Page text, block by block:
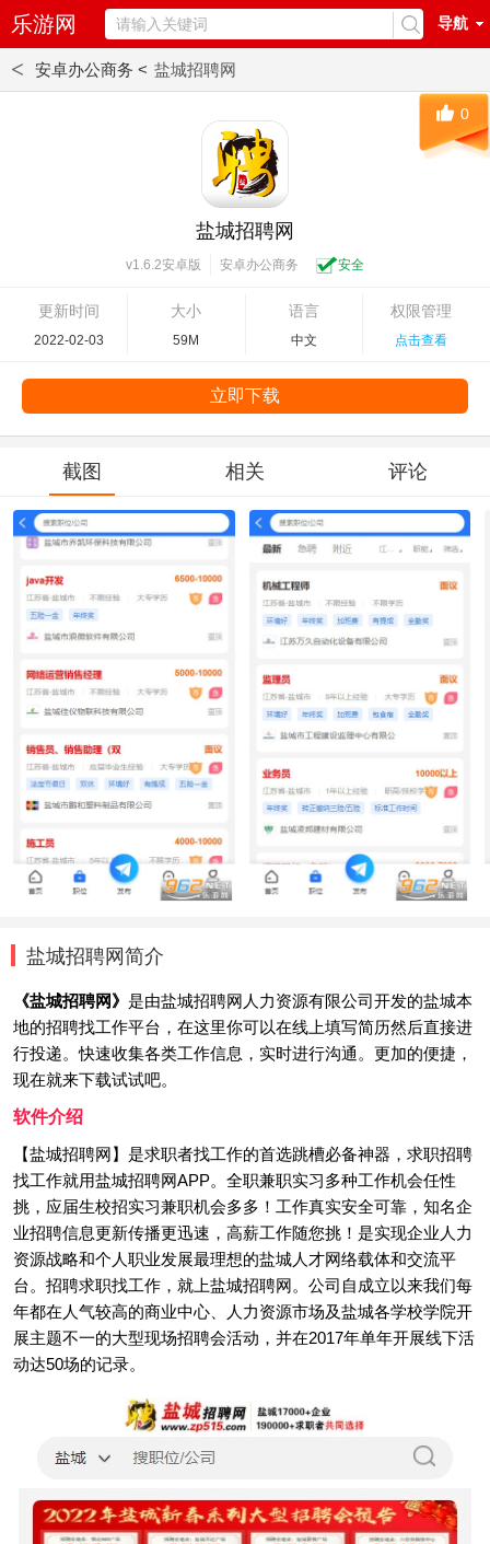
乐游网 导航
< 安卓办公商务 < 盐城招聘网
盐城招聘网
v1.6.2安卓版 安卓办公商务 安全
更新时间
2022-02-03
大小
59M
语言
中文
权限管理
点击查看
0
立即下载
截图 相关 评论
盐城招聘网简介
《盐城招聘网》 是由盐城招聘网人力资源有限公司开发的盐城本
地的招聘找工作平台，在这里你可以在线上填写简历然后直接进
行投递。快速收集各类工作信息，实时进行沟通。更加的便捷，
现在就来下载试试吧。
软件介绍
【盐城招聘网】是求职者找工作的首选跳槽必备神器，求职招聘
找工作就用盐城招聘网APP。全职兼职实习多种工作机会任性
挑，应届生校招实习兼职机会多多！工作真实安全可靠，知名企
业招聘信息更新传播更迅速，高薪工作随您挑！是实现企业人力
资源战略和个人职业发展最理想的盐城人才网络载体和交流平
台。招聘求职找工作，就上盐城招聘网。公司自成立以来我们每
年都在人气较高的商业中心、人力资源市场及盐城各学校学院开
展主题不一的大型现场招聘会活动，并在2017年单年开展线下活
动达50场的记录。